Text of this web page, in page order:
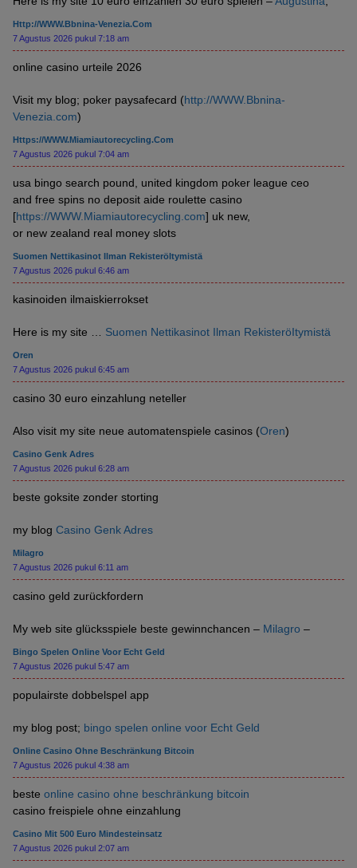
Http://WWW.Bbnina-Venezia.com
7 Agustus 2026 pukul 7:18 am
online casino urteile 2026
Visit my blog; poker paysafecard (http://WWW.Bbnina-
Venezia.com)
Https://WWW.Miamiautorecycling.com
7 Agustus 2026 pukul 7:04 am
usa bingo search pound, united kingdom poker league ceo
and free spins no deposit aide roulette casino
[https://WWW.Miamiautorecycling.com] uk new,
or new zealand real money slots
Suomen Nettikasinot Ilman RekisteröItymistä
7 Agustus 2026 pukul 6:46 am
kasinoiden ilmaiskierrokset
Here is my site … Suomen Nettikasinot Ilman RekisteröItymistä
Oren
7 Agustus 2026 pukul 6:45 am
casino 30 euro einzahlung neteller
Also visit my site neue automatenspiele casinos (Oren)
Casino Genk Adres
7 Agustus 2026 pukul 6:28 am
beste goksite zonder storting
my blog Casino Genk Adres
Milagro
7 Agustus 2026 pukul 6:11 am
casino geld zurückfordern
My web site glücksspiele beste gewinnchancen – Milagro –
Bingo Spelen Online Voor Echt Geld
7 Agustus 2026 pukul 5:47 am
populairste dobbelspel app
my blog post; bingo spelen online voor Echt Geld
Online Casino Ohne Beschränkung Bitcoin
7 Agustus 2026 pukul 4:38 am
beste online casino ohne beschränkung bitcoin
casino freispiele ohne einzahlung
Casino Mit 500 Euro Mindesteinsatz
7 Agustus 2026 pukul 2:07 am